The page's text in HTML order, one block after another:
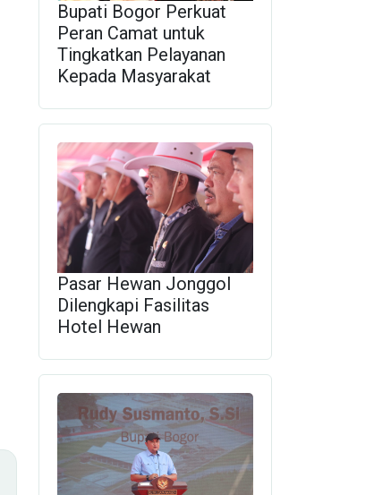
Bupati Bogor Perkuat
Peran Camat untuk
Tingkatkan Pelayanan
Kepada Masyarakat
Pasar Hewan Jonggol
Dilengkapi Fasilitas
Hotel Hewan